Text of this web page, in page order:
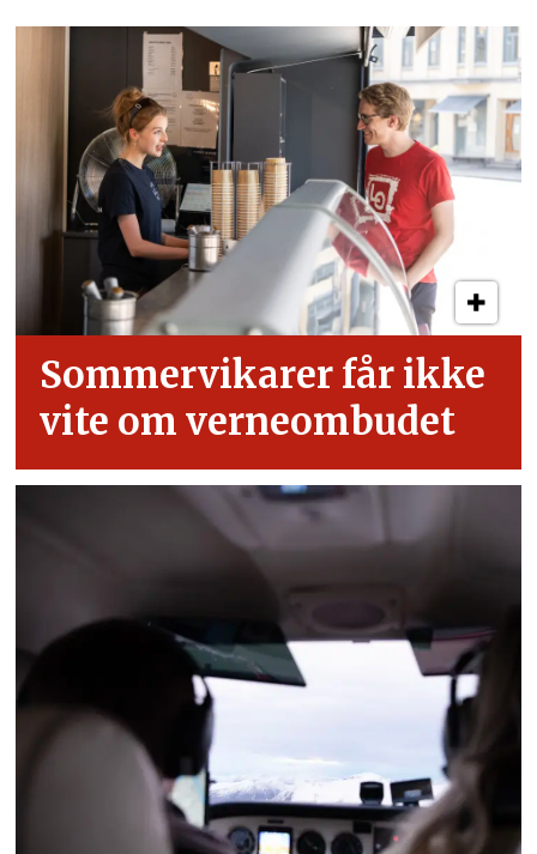
Sommervikarer får ikke
vite om verneombudet